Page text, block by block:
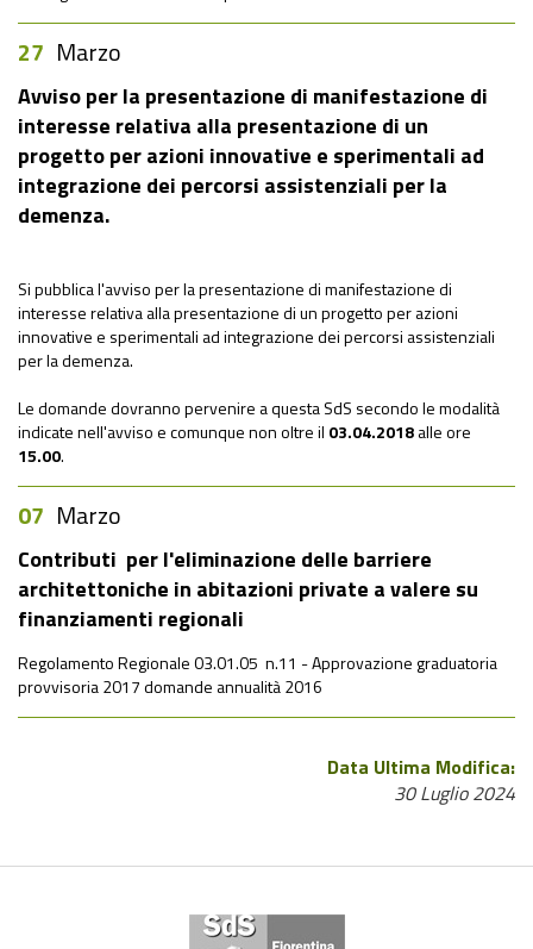
27 Marzo
Avviso per la presentazione di manifestazione di
interesse relativa alla presentazione di un
progetto per azioni innovative e sperimentali ad
integrazione dei percorsi assistenziali per la
demenza.
Si pubblica l'avviso per la presentazione di manifestazione di
interesse relativa alla presentazione di un progetto per azioni
innovative e sperimentali ad integrazione dei percorsi assistenziali
per la demenza.
Le domande dovranno pervenire a questa SdS secondo le modalità
indicate nell'avviso e comunque non oltre il 03.04.2018alle ore
15.00.
07 Marzo
Contributi per l'eliminazione delle barriere
architettoniche in abitazioni private a valere su
finanziamenti regionali
Regolamento Regionale 03.01.05 n.11 - Approvazione graduatoria
provvisoria 2017 domande annualità 2016
Data Ultima Modifica:
30 Luglio 2024